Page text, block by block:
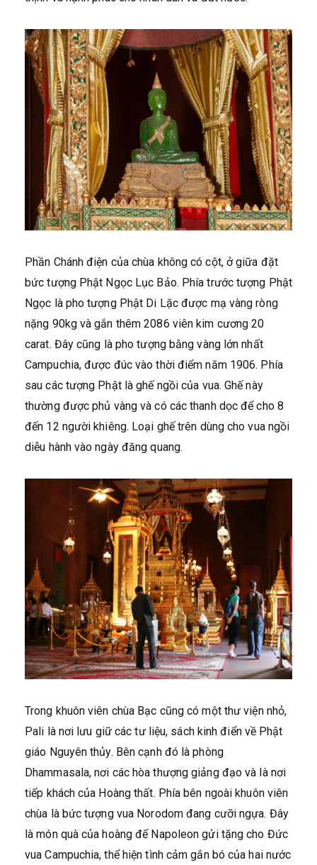
Phần Chánh điện của chùa không có cột, ở giữa đặt
bức tượng Phật Ngọc Lục Bảo. Phía trước tượng Phật
Ngọc là pho tượng Phật Di Lặc được mạ vàng ròng
nặng 90kg và gắn thêm 2086 viên kim cương 20
carat. Đây cũng là pho tượng bằng vàng lớn nhất
Campuchia, được đúc vào thời điểm năm 1906. Phía
sau các tượng Phật là ghế ngồi của vua. Ghế này
thường được phủ vàng và có các thanh dọc để cho 8
đến 12 người khiêng. Loại ghế trên dùng cho vua ngồi
diễu hành vào ngày đăng quang.
Trong khuôn viên chùa Bạc cũng có một thư viện nhỏ,
Pali là nơi lưu giữ các tư liệu, sách kinh điển về Phật
giáo Nguyên thủy. Bên cạnh đó là phòng
Dhammasala, nơi các hòa thượng giảng đạo và là nơi
tiếp khách của Hoàng thất. Phía bên ngoài khuôn viên
chùa là bức tượng vua Norodom đang cưỡi ngựa. Đây
là món quà của hoàng đế Napoleon gửi tặng cho Đức
vua Campuchia, thể hiện tình cảm gắn bó của hai nước